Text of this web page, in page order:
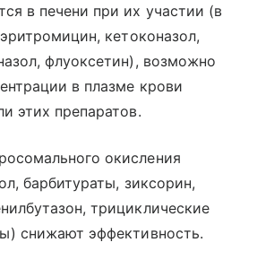
в печени при их участии (в
кетоконазол,
флуоксетин), возможно
в плазме крови
этих препаратов.
окисления
барбитураты, зиксорин,
трициклические
снижают эффективность.